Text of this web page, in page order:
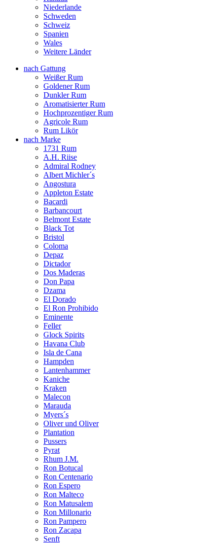
Niederlande
Schweden
Schweiz
Spanien
Wales
Weitere Länder
nach Gattung
Weißer Rum
Goldener Rum
Dunkler Rum
Aromatisierter Rum
Hochprozentiger Rum
Agricole Rum
Rum Likör
nach Marke
1731 Rum
A.H. Riise
Admiral Rodney
Albert Michler´s
Angostura
Appleton Estate
Bacardi
Barbancourt
Belmont Estate
Black Tot
Bristol
Coloma
Depaz
Dictador
Dos Maderas
Don Papa
Dzama
El Dorado
El Ron Prohibido
Eminente
Feller
Glock Spirits
Havana Club
Isla de Cana
Hampden
Lantenhammer
Kaniche
Kraken
Malecon
Marauda
Myers´s
Oliver und Oliver
Plantation
Pussers
Pyrat
Rhum J.M.
Ron Botucal
Ron Centenario
Ron Espero
Ron Malteco
Ron Matusalem
Ron Millonario
Ron Pampero
Ron Zacapa
Senft